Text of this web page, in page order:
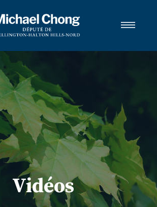
Wellington-Halton Hills-Nord
Services
Médias
Contacter
ENGLISH
Vidéos